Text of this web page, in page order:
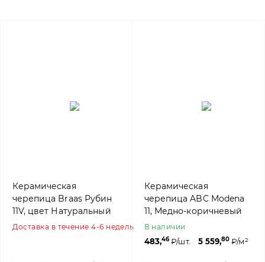
Керамическая
черепица Braas Рубин
11V, цвет Натуральный
красный
Доставка в течение 4-6 недель
Керамическая
черепица ABC Modena
11, Медно-коричневый
В наличии
483,46₽/шт. 5 559,80₽/м²